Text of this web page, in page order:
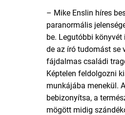
– Mike Enslin híres
paranormális
be. Legutóbbi
de az író tudomást se
fájdalmas családi
Képtelen feldolgozni
munkájába menekül.
bebizonyítsa, a
mögött midig